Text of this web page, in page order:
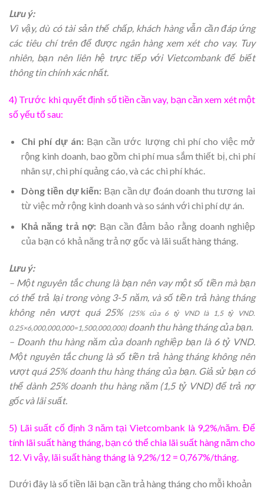
Lưu ý:
Vì vậy, dù có tài sản thế chấp, khách hàng vẫn cần đáp ứng
các tiêu chí trên để được ngân hàng xem xét cho vay. Tuy
nhiên, bạn nên liên hệ trực tiếp với Vietcombank để biết
thông tin chính xác nhất.
4) Trước khi quyết định số tiền cần vay, bạn cần xem xét một
số yếu tố sau:
Chi phí dự án: Bạn cần ước lượng chi phí cho việc mở
rộng kinh doanh, bao gồm chi phí mua sắm thiết bị, chi phí
nhân sự, chi phí quảng cáo, và các chi phí khác.
Dòng tiền dự kiến: Bạn cần dự đoán doanh thu tương lai
từ việc mở rộng kinh doanh và so sánh với chi phí dự án.
Khả năng trả nợ: Bạn cần đảm bảo rằng doanh nghiệp
của bạn có khả năng trả nợ gốc và lãi suất hàng tháng.
Lưu ý:
– Một nguyên tắc chung là bạn nên vay một số tiền mà bạn
có thể trả lại trong vòng 3-5 năm, và số tiền trả hàng tháng
không nên vượt quá 25% (25% của 6 tỷ VND là 1,5 tỷ VND.
0.25×6,000,000,000=1,500,000,000) doanh thu hàng tháng của bạn.
– Doanh thu hàng năm của doanh nghiệp bạn là 6 tỷ VND.
Một nguyên tắc chung là số tiền trả hàng tháng không nên
vượt quá 25% doanh thu hàng tháng của bạn. Giả sử bạn có
thể dành 25% doanh thu hàng năm (1,5 tỷ VND) để trả nợ
gốc và lãi suất.
5) Lãi suất cố định 3 năm tại Vietcombank là 9,2%/năm. Để
tính lãi suất hàng tháng, bạn có thể chia lãi suất hàng năm cho
12. Vì vậy, lãi suất hàng tháng là 9,2%/12 = 0,767%/tháng.
Dưới đây là số tiền lãi bạn cần trả hàng tháng cho mỗi khoản